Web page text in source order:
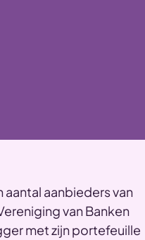
aanbieders van
van Banken
met zijn portefeuille